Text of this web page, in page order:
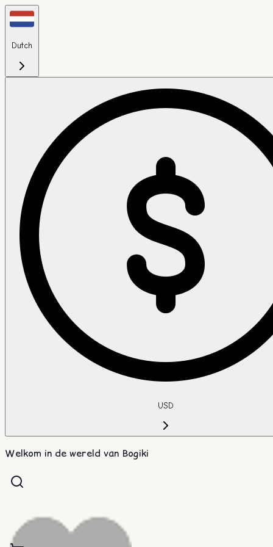
Dutch
USD
Welkom in de wereld van Bogiki